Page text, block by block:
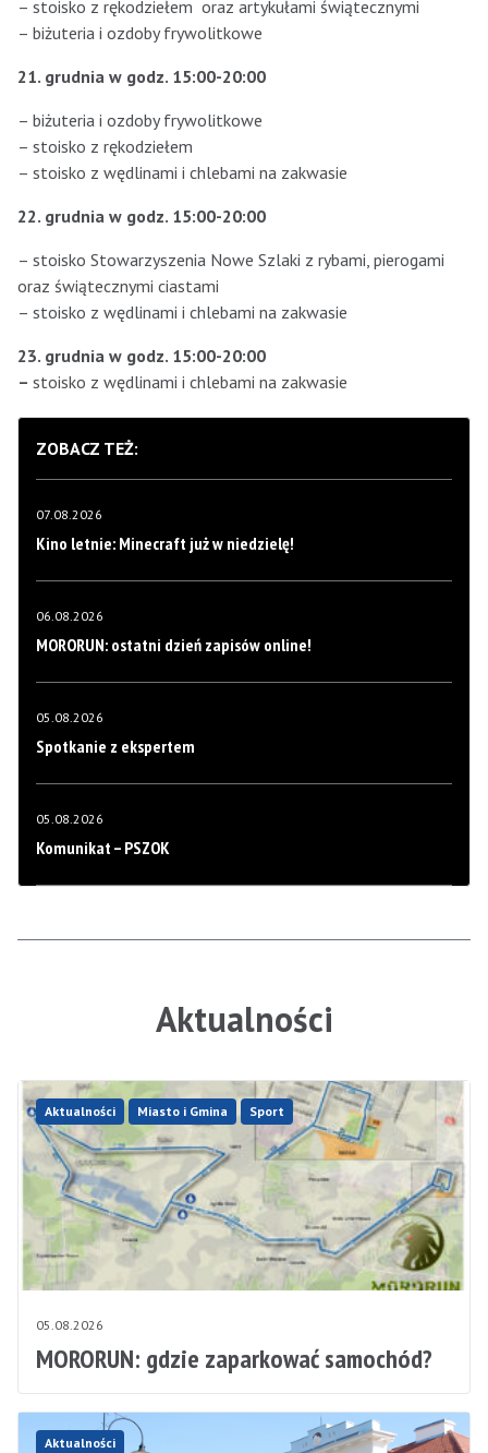
– stoisko z rękodziełem oraz artykułami świątecznymi
– biżuteria i ozdoby frywolitkowe
21. grudnia w godz. 15:00-20:00
– biżuteria i ozdoby frywolitkowe
– stoisko z rękodziełem
– stoisko z wędlinami i chlebami na zakwasie
22. grudnia w godz. 15:00-20:00
– stoisko Stowarzyszenia Nowe Szlaki z rybami, pierogami
oraz świątecznymi ciastami
– stoisko z wędlinami i chlebami na zakwasie
23. grudnia w godz. 15:00-20:00
– stoisko z wędlinami i chlebami na zakwasie
ZOBACZ TEŻ:
07.08.2026
Kino letnie: Minecraft już w niedzielę!
06.08.2026
MORORUN: ostatni dzień zapisów online!
05.08.2026
Spotkanie z ekspertem
05.08.2026
Komunikat – PSZOK
Aktualności
Aktualności Miasto i Gmina Sport
05.08.2026
MORORUN: gdzie zaparkować samochód?
Aktualności